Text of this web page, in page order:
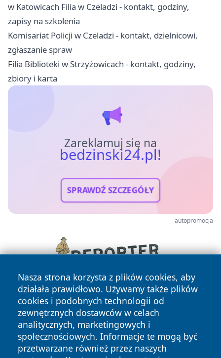
w Katowicach Filia w Czeladzi - kontakt, godziny,
zapisy na szkolenia
Komisariat Policji w Czeladzi - kontakt, dzielnicowi,
zgłaszanie spraw
Filia Biblioteki w Strzyżowicach - kontakt, godziny,
zbiory i karta
Zareklamuj się na
bedzinski24.pl!
SPRAWDŹ SZCZEGÓŁY
autopromocja
Nasza strona korzysta z plików cookies, aby
działała prawidłowo. Używamy także plików
cookies i podobnych technologii od
zewnętrznych dostawców w celach
analitycznych, marketingowych i
społecznościowych. Informacje te mogą być
przetwarzane również przez naszych
Copyright © 2026 bedzinski24.pl Wszystkie prawa